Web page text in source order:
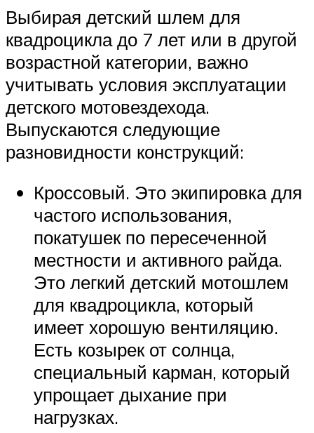
Выбирая детский шлем для
квадроцикла до 7 лет или в другой
возрастной категории, важно
учитывать условия эксплуатации
детского мотовездехода.
Выпускаются следующие
разновидности конструкций:
Кроссовый. Это экипировка для
частого использования,
покатушек по пересеченной
местности и активного райда.
Это легкий детский мотошлем
для квадроцикла, который
имеет хорошую вентиляцию.
Есть козырек от солнца,
специальный карман, который
упрощает дыхание при
нагрузках.